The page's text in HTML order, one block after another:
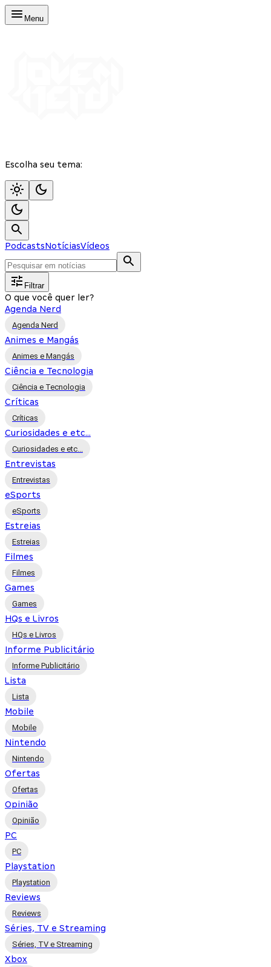
Menu
Escolha seu tema:
PodcastsNotíciasVídeos
Filtrar
O que você quer ler?
Agenda Nerd
Agenda Nerd
Animes e Mangás
Animes e Mangás
Ciência e Tecnologia
Ciência e Tecnologia
Críticas
Críticas
Curiosidades e etc...
Curiosidades e etc...
Entrevistas
Entrevistas
eSports
eSports
Estreias
Estreias
Filmes
Filmes
Games
Games
HQs e Livros
HQs e Livros
Informe Publicitário
Informe Publicitário
Lista
Lista
Mobile
Mobile
Nintendo
Nintendo
Ofertas
Ofertas
Opinião
Opinião
PC
PC
Playstation
Playstation
Reviews
Reviews
Séries, TV e Streaming
Séries, TV e Streaming
Xbox